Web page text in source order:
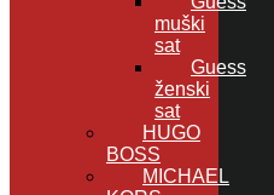
muški
sat
Guess
ženski
sat
HUGO
BOSS
MICHAEL